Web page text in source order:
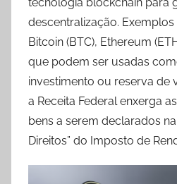
descentralização.
Bitcoin (BTC), Ethereum
que podem ser usadas
investimento ou reserva de
a Receita Federal enxerga
bens a serem declarados
Direitos” do Imposto de